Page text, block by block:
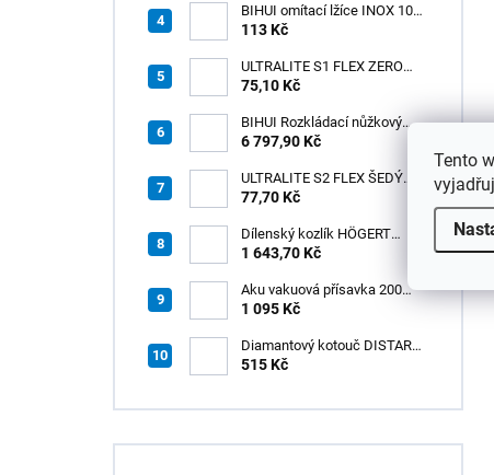
Tento
BIHUI omítací lžíce INOX 100
× 110 mm – měkká
113 Kč
ULTRALITE S1 FLEX ZERO
BÍLÝ NOVINKA/15kg
75,10 Kč
BIHUI Rozkládací nůžkový
pracovní stůl 221×113×73 cm
6 797,90 Kč
ULTRALITE S2 FLEX ŠEDÝ
/15kg
77,70 Kč
Dílenský kozlík HÖGERT
HT7G551
1 643,70 Kč
Aku vakuová přísavka 200
mm s LCD displejem (150 kg)
1 095 Kč
Diamantový kotouč DISTAR
GREEN CUT
515 Kč